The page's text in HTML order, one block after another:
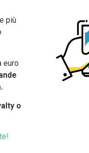
più
euro
o